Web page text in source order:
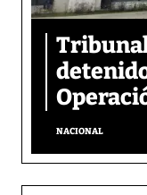
NACIONAL